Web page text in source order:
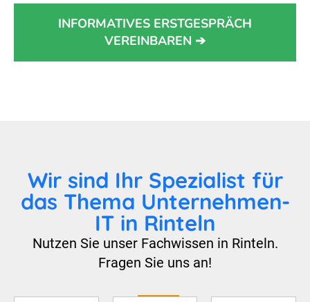
INFORMATIVES ERSTGESPRÄCH
VEREINBAREN ➔
Wir sind Ihr Spezialist für
das Thema Unternehmen-
IT in Rinteln
Nutzen Sie unser Fachwissen in Rinteln.
Fragen Sie uns an!